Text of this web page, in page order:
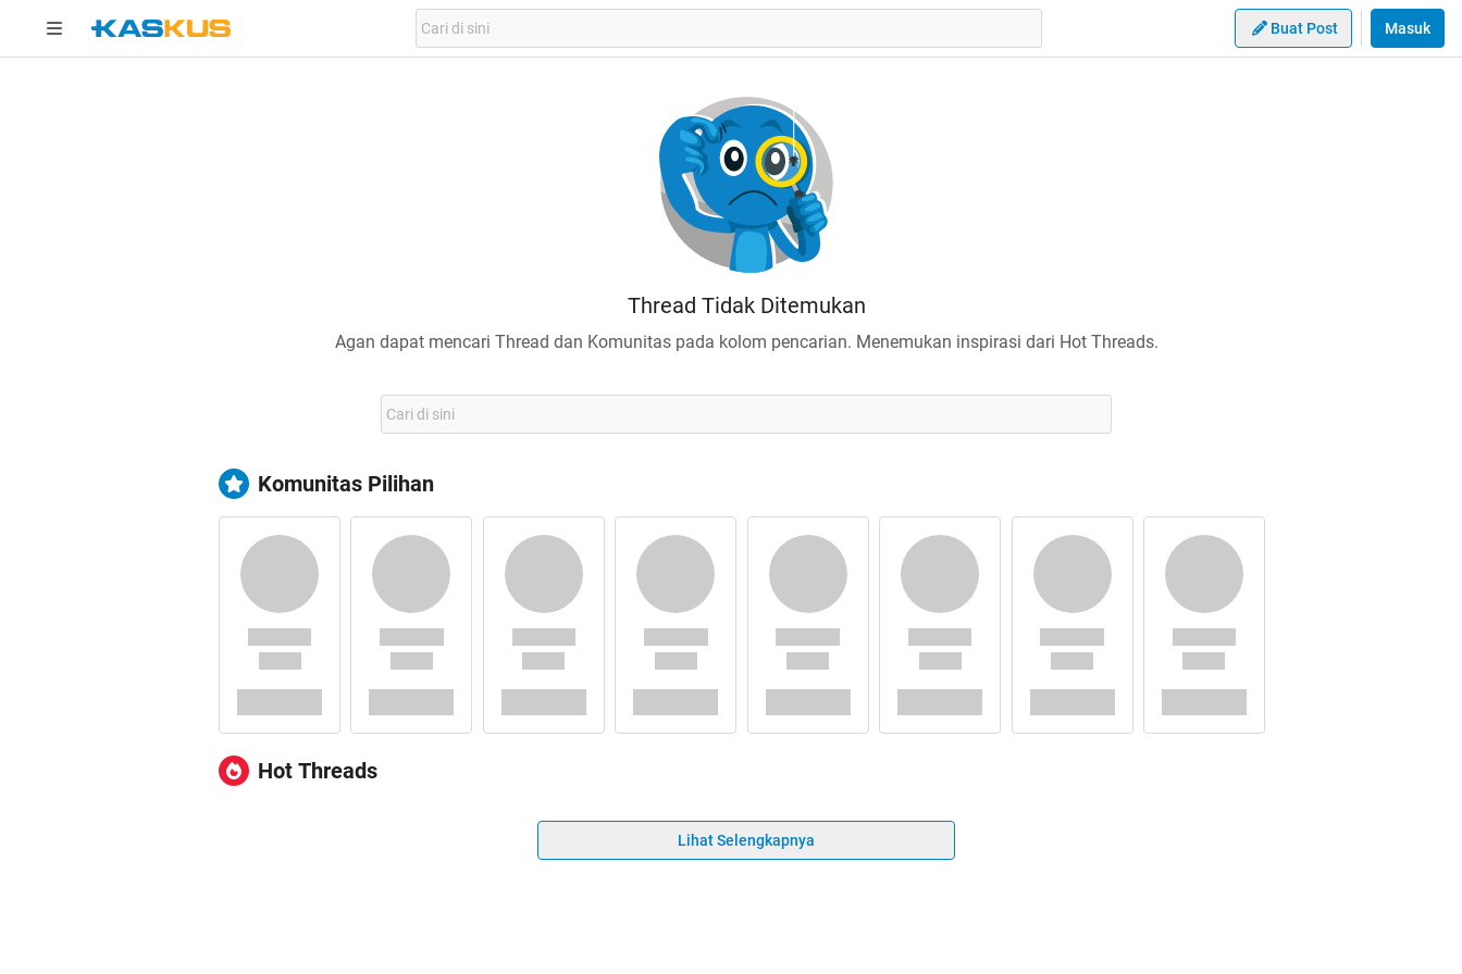
Buat Post Masuk
Thread Tidak Ditemukan
Agan dapat mencari Thread dan Komunitas pada kolom pencarian. Menemukan inspirasi dari Hot Threads.
Komunitas Pilihan
Hot Threads
Lihat Selengkapnya